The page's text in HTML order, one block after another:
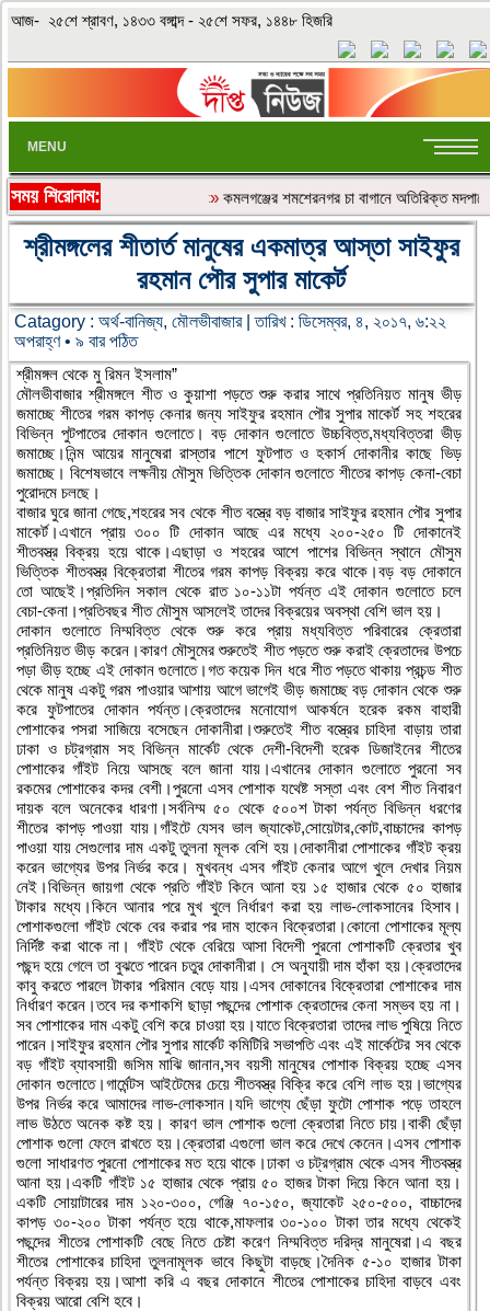
আজ- ২৫শে শ্রাবণ, ১৪৩৩ বঙ্গাব্দ - ২৫শে সফর, ১৪৪৮ হিজরি
MENU
সময় শিরোনাম: «»কমলগঞ্জের শমশেরনগর চা বাগানে অতিরিক্ত
শ্রীমঙ্গলের শীতার্ত মানুষের একমাত্র আস্তা সাইফুর
রহমান পৌর সুপার মাকের্ট
Catagory : অর্থ-বানিজ্য, মৌলভীবাজার| তারিখ : ডিসেম্বর, ৪, ২০১৭, ৬:২২
অপরাহ্ণ • ৯ বার পঠিত
শ্রীমঙ্গল থেকে মু রিমন ইসলাম”
মৌলভীবাজার শ্রীমঙ্গলে শীত ও কুয়াশা পড়তে শুরু করার সাথে প্রতিনিয়ত মানুষ ভীড়
জমাচ্ছে শীতের গরম কাপড় কেনার জন্য সাইফুর রহমান পৌর সুপার মাকের্ট সহ শহরের
বিভিন্ন পুটপাতের দোকান গুলোতে।বড় দোকান গুলোতে উচ্চবিত্ত,মধ্যবিত্তরা ভীড়
জমাচ্ছে।নিন্ম আয়ের মানুষেরা রাস্তার পাশে ফুটপাত ও হকার্স দোকানীর কাছে ভিড়
জমাচ্ছে। বিশেষভাবে লক্ষনীয় মৌসুম ভিত্তিক দোকান গুলোতে শীতের কাপড় কেনা-বেচা
পুরোদমে চলছে।
বাজার ঘুরে জানা গেছে,শহরের সব থেকে শীত বস্ত্রে বড় বাজার সাইফুর রহমান পৌর সুপার
মাকের্ট।এখানে প্রায় ৩০০ টি দোকান আছে এর মধ্যে ২০০-২৫০ টি দোকানেই
শীতবস্ত্র বিক্রয় হয়ে থাকে।এছাড়া ও শহরের আশে পাশের বিভিন্ন স্থানে মৌসুম
ভিত্তিক শীতবস্ত্র বিক্রেতারা শীতের গরম কাপড় বিক্রয় করে থাকে।বড় বড় দোকানে
তো আছেই।প্রতিদিন সকাল থেকে রাত ১০-১১টা পর্যন্ত এই দোকান গুলোতে চলে
বেচা-কেনা।প্রতিবছর শীত মৌসুম আসলেই তাদের বিক্রয়ের অবস্থা বেশি ভাল হয়।
দোকান গুলোতে নিম্মবিত্ত থেকে শুরু করে প্রায় মধ্যবিত্ত পরিবারের ক্রেতারা
প্রতিনিয়ত ভীড় করেন।কারণ মৌসুমের শুরুতেই শীত পড়তে শুরু করাই ক্রেতাদের উপচে
পড়া ভীড় হচ্ছে এই দোকান গুলোতে।গত কয়েক দিন ধরে শীত পড়তে থাকায় প্রচন্ড শীত
থেকে মানুষ একটু গরম পাওয়ার আশায় আগে ভাগেই ভীড় জমাচ্ছে বড় দোকান থেকে শুরু
করে ফুটপাতের দোকান পর্যন্ত।ক্রেতাদের মনোযোগ আকর্ষনে হরেক রকম বাহারী
পোশাকের পসরা সাজিয়ে বসেছেন দোকানীরা।শুরুতেই শীত বস্ত্রের চাহিদা বাড়ায় তারা
ঢাকা ও চট্রগ্রাম সহ বিভিন্ন মার্কেট থেকে দেশী-বিদেশী হরেক ডিজাইনের শীতের
পোশাকের গাঁইট নিয়ে আসছে বলে জানা যায়।এখানের দোকান গুলোতে পুরনো সব
রকমের পোশাকের কদর বেশী।পুরনো এসব পোশাক যথেষ্ট সস্তা এবং বেশ শীত নিবারণ
দায়ক বলে অনেকের ধারণা।সর্বনিম্ম ৫০ থেকে ৫০০শ টাকা পর্যন্ত বিভিন্ন ধরণের
শীতের কাপড় পাওয়া যায়।গাঁইটে যেসব ভাল জ্যাকেট,সোয়েটার,কোট,বাচ্চাদের কাপড়
পাওয়া যায় সেগুলোর দাম একটু তুলনা মূলক বেশি হয়।দোকানীরা পোশাকের গাঁইট ক্রয়
করেন ভাগ্যের উপর নির্ভর করে। মুখবন্ধ এসব গাঁইট কেনার আগে খুলে দেখার নিয়ম
নেই।বিভিন্ন জায়গা থেকে প্রতি গাঁইট কিনে আনা হয় ১৫ হাজার থেকে ৫০ হাজার
টাকার মধ্যে।কিনে আনার পরে মুখ খুলে নির্ধারণ করা হয় লাভ-লোকসানের হিসাব।
পোশাকগুলো গাঁইট থেকে বের করার পর দাম হাকেন বিক্রেতারা।কোনো পোশাকের মূল্য
নির্দিষ্ট করা থাকে না। গাঁইট থেকে বেরিয়ে আসা বিদেশী পুরনো পোশাকটি ক্রেতার খুব
পছন্দ হয়ে গেলে তা বুঝতে পারেন চতুর দোকানীরা। সে অনুযায়ী দাম হাঁকা হয়।ক্রেতাদের
কাবু করতে পারলে টাকার পরিমান বেড়ে যায়।এসব দোকানের বিক্রেতারা পোশাকের দাম
নির্ধারণ করেন।তবে দর কশাকশি ছাড়া পছন্দের পোশাক ক্রেতাদের কেনা সম্ভব হয় না।
সব পোশাকের দাম একটু বেশি করে চাওয়া হয়।যাতে বিক্রেতারা তাদের লাভ পুষিয়ে নিতে
পারেন।সাইফুর রহমান পৌর সুপার মার্কেট কমিটিরি সভাপতি এবং এই মার্কেটের সব থেকে
বড় গাঁইট ব্যাবসায়ী জসিম মাঝি জানান,সব বয়সী মানুষের পোশাক বিক্রয় হচ্ছে এসব
দোকান গুলোতে।গার্মেন্টস আইটেমের চেয়ে শীতবস্ত্র বিক্রি করে বেশি লাভ হয়।ভাগ্যের
উপর নির্ভর করে আমাদের লাভ-লোকসান।যদি ভাগ্যে ছেঁড়া ফুটো পোশাক পড়ে তাহলে
লাভ উঠতে অনেক কষ্ট হয়। কারণ ভাল পোশাক গুলো ক্রেতারা নিতে চায়।বাকী ছেঁড়া
পোশাক গুলো ফেলে রাখতে হয়।ক্রেতারা এগুলো ভাল করে দেখে কেনেন।এসব পোশাক
গুলো সাধারণত পুরনো পোশাকের মত হয়ে থাকে।ঢাকা ও চট্রগ্রাম থেকে এসব শীতবস্ত্র
আনা হয়।একটি গাঁইট ১৫ হাজার থেকে প্রায় ৫০ হাজর টাকা দিয়ে কিনে আনা হয়।
একটি সোয়াটারের দাম ১২০-৩০০, গেঞ্জি ৭০-১৫০, জ্যাকেট ২৫০-৫০০, বাচ্চাদের
কাপড় ৩০-২০০ টাকা পর্যন্ত হয়ে থাকে,মাফলার ৩০-১০০ টাকা তার মধ্যে থেকেই
পছন্দের শীতের পোশাকটি বেছে নিতে চেষ্টা করেণ নিম্মবিত্ত দরিদ্র মানুষেরা।এ বছর
শীতের পোশাকের চাহিদা তুলনামূলক ভাবে কিছুটা বাড়ছে।দৈনিক ৫-১০ হাজার টাকা
পর্যন্ত বিক্রয় হয়।আশা করি এ বছর দোকানে শীতের পোশাকের চাহিদা বাড়বে এবং
বিক্রয় আরো বেশি হবে।